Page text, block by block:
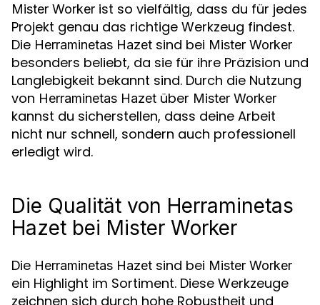
Mister Worker ist so vielfältig, dass du für jedes
Projekt genau das richtige Werkzeug findest.
Die Herraminetas Hazet sind bei Mister Worker
besonders beliebt, da sie für ihre Präzision und
Langlebigkeit bekannt sind. Durch die Nutzung
von Herraminetas Hazet über Mister Worker
kannst du sicherstellen, dass deine Arbeit
nicht nur schnell, sondern auch professionell
erledigt wird.
Die Qualität von Herraminetas
Hazet bei Mister Worker
Die Herraminetas Hazet sind bei Mister Worker
ein Highlight im Sortiment. Diese Werkzeuge
zeichnen sich durch hohe Robustheit und